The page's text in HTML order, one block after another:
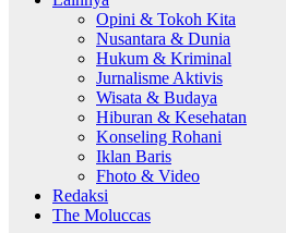
Opini & Tokoh Kita
Nusantara & Dunia
Hukum & Kriminal
Jurnalisme Aktivis
Wisata & Budaya
Hiburan & Kesehatan
Konseling Rohani
Iklan Baris
Fhoto & Video
Redaksi
The Moluccas